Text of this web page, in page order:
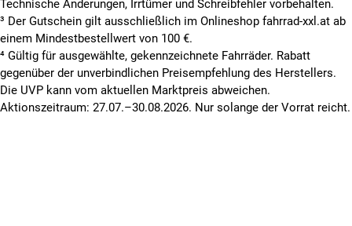
Technische Änderungen, Irrtümer und Schreibfehler vorbehalten.
³ Der Gutschein gilt ausschließlich im Onlineshop fahrrad-xxl.at ab
einem Mindestbestellwert von 100 €.
⁴ Gültig für ausgewählte, gekennzeichnete Fahrräder. Rabatt
gegenüber der unverbindlichen Preisempfehlung des Herstellers.
Die UVP kann vom aktuellen Marktpreis abweichen.
Aktionszeitraum: 27.07.–30.08.2026. Nur solange der Vorrat reicht.